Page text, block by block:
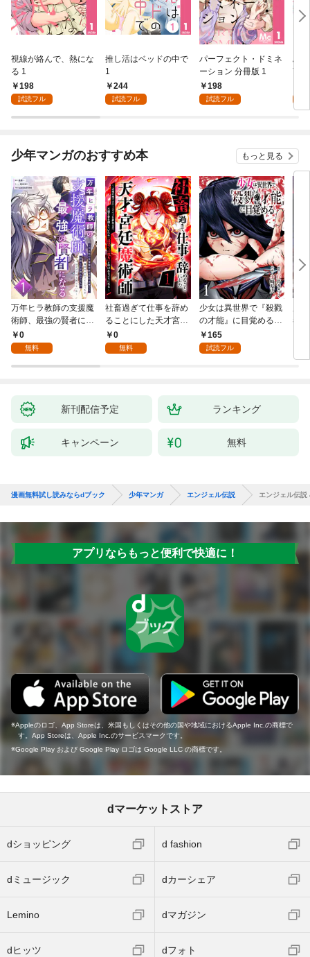
視線が絡んで、熱にな
る 1
198
試読フル
推し活はベッドの中で
1
244
試読フル
パーフェクト・ドミネ
ーション 分冊版 1
198
試読フル
ふ
言
少年マンガのおすすめ本 もっと見る
万年ヒラ教師の支援魔
術師、最強の賢者にな
る～不人気の支援魔術
師は給料泥棒だと魔術
が、出世した元教え子
0
無料
社畜過ぎて仕事を辞め
ることにした天才宮廷
魔術師～辺境の地でス
ローライフを夢見る
0
無料
少女は異世界で『殺戮
の才能』に目覚める
(話売り) #1
165
試読フル
者
新刊配信予定 ランキング
キャンペーン 無料
漫画無料試し読みならdブック 少年マンガ エンジェル伝説 エンジェル伝説
アプリならもっと便利で快適に！
Appleのロゴ、App Storeは、米国もしくはその他の国や地域におけるApple Inc.の商標で
す。App Storeは、Apple Inc.のサービスマークです。
Google Play および Google Play ロゴは Google LLC の商標です。
dマーケットストア
dショッピング d fashion
dミュージック dカーシェア
Lemino dマガジン
dヒッツ dフォト